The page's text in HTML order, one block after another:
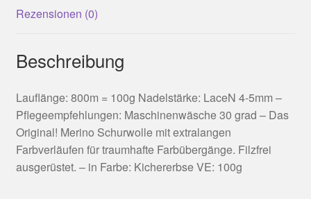
Rezensionen (0)
Beschreibung
Lauflänge: 800m = 100g Nadelstärke: LaceN 4-5mm –
Pflegeempfehlungen: Maschinenwäsche 30 grad – Das
Original! Merino Schurwolle mit extralangen
Farbverläufen für traumhafte Farbübergänge. Filzfrei
ausgerüstet. – in Farbe: Kichererbse VE: 100g